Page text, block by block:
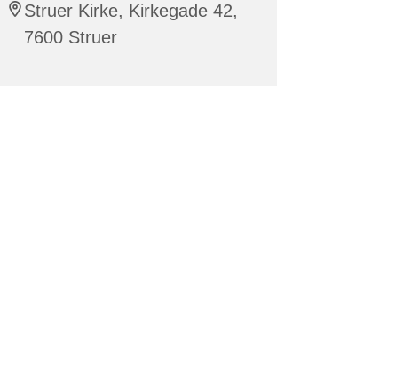
Struer Kirke, Kirkegade 42,
7600 Struer